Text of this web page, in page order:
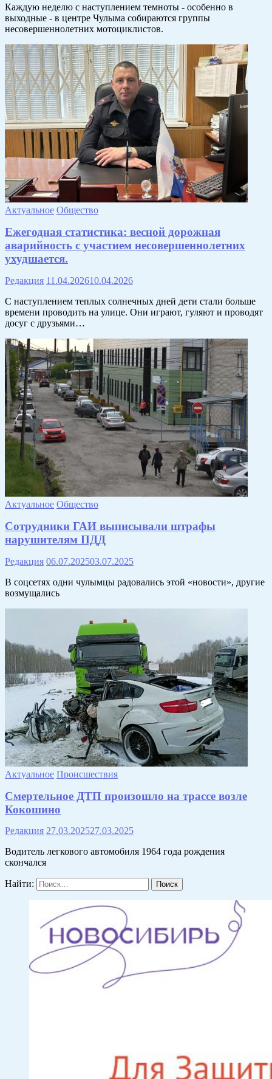
Каждую неделю с наступлением темноты - особенно в
выходные - в центре Чулыма собираются группы
несовершеннолетних мотоциклистов.
Актуальное Общество
Ежегодная статистика: весной дорожная
аварийность с участием несовершеннолетних
ухудшается.
Редакция 11.04.202610.04.2026
С наступлением теплых солнечных дней дети стали больше
времени проводить на улице. Они играют, гуляют и проводят
досуг с друзьями…
Актуальное Общество
Сотрудники ГАИ выписывали штрафы
нарушителям ПДД
Редакция 06.07.202503.07.2025
В соцсетях одни чулымцы радовались этой «новости», другие
возмущались
Актуальное Происшествия
Смертельное ДТП произошло на трассе возле
Кокошино
Редакция 27.03.202527.03.2025
Водитель легкового автомобиля 1964 года рождения
скончался
Найти: